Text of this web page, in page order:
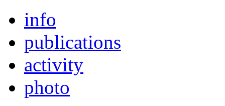
info
publications
activity
photo